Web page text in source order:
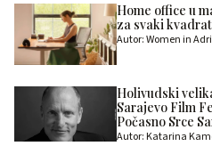
Home office u
za svaki kvadrat
Autor: Women in
Holivudski
Sarajevo Film
Počasno Srce
Autor: Katarina